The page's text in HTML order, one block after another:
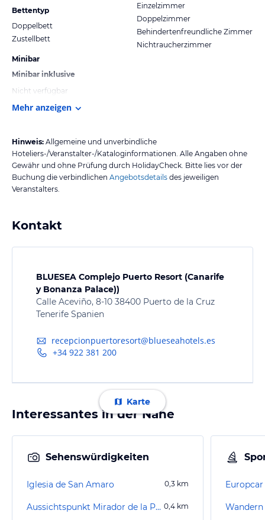
Bettentyp
Doppelbett
Zustellbett
Minibar
Minibar inklusive
Nicht verfügbar
Einzelzimmer
Doppelzimmer
Behindertenfreundliche Zimmer
Nichtraucherzimmer
Mehr anzeigen
Hinweis: Allgemeine und unverbindliche
Hoteliers-/Veranstalter-/Kataloginformationen. Alle Angaben ohne
Gewähr und ohne Prüfung durch HolidayCheck. Bitte lies vor der
Buchung die verbindlichen Angebotsdetails des jeweiligen
Veranstalters.
Kontakt
BLUESEA Complejo Puerto Resort (Canarife
y Bonanza Palace))
Calle Aceviño, 8-10 38400 Puerto de la Cruz
Tenerife Spanien
recepcionpuertoresort@blueseahotels.es
+34 922 381 200
Karte
Interessantes in der Nähe
Sehenswürdigkeiten
Iglesia de San Amaro 0,3 km
Aussichtspunkt Mirador de la Paz 0,4 km
Europcar